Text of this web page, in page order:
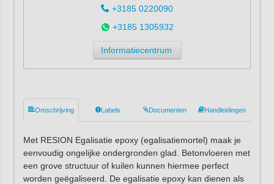
+3185 0220090
+3185 1305932
Informatiecentrum
Omschrijving Labels Documenten Handleidingen
Met RESION Egalisatie epoxy (egalisatiemortel) maak je
eenvoudig ongelijke ondergronden glad. Betonvloeren met
een grove structuur of kuilen kunnen hiermee perfect
worden geëgaliseerd. De egalisatie epoxy kan dienen als